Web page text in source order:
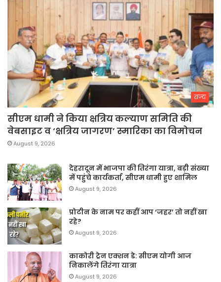
राज्य
सीएम धामी ने किया क्षत्रिय कल्याण समिति की
वेबसाइट व ‘क्षत्रिय जागरण’ स्मारिका का विमोचन
August 9, 2026
देहरादून में भाजपा की तिरंगा यात्रा, बड़ी संख्या
में पहुंचे कार्यकर्ता, सीएम धामी हुए शामिल
August 9, 2026
प्रोटीन के नाम पर कहीं आप ‘जहर’ तो नहीं खा
रहे?
August 9, 2026
काकोरी ट्रेन एक्शन डे: सीएम योगी आज
निकालेंगे तिरंगा यात्रा
August 9, 2026